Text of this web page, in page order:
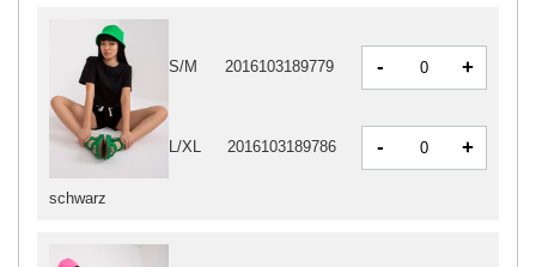
schwarz
S/M 2016103189779 - +
L/XL 2016103189786 - +